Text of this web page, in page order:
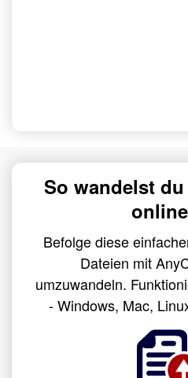
So wandelst
Befolge diese
Dateien mit
umzuwandeln.
- Windows, Mac,